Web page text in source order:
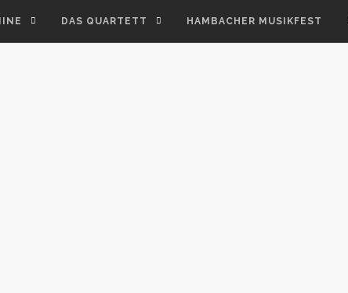
DAS QUARTETT HAMBACHER MUSIKFEST